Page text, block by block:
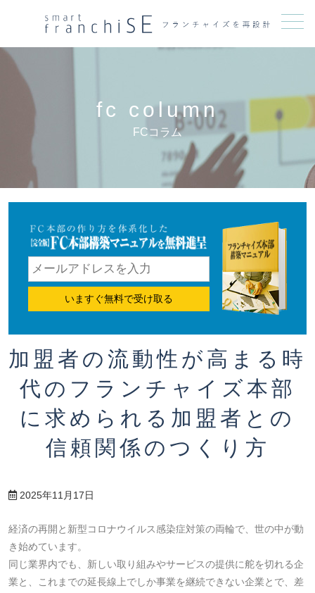
メニュー
fc column
FCコラム
いますぐ無料で受け取る
加盟者の流動性が高まる時
代のフランチャイズ本部
に求められる加盟者との
信頼関係のつくり方
2025年11月17日
経済の再開と新型コロナウイルス感染症対策の両輪で、世の中が動
き始めています。
同じ業界内でも、新しい取り組みやサービスの提供に舵を切れる企
業と、これまでの延長線上でしか事業を継続できない企業とで、差